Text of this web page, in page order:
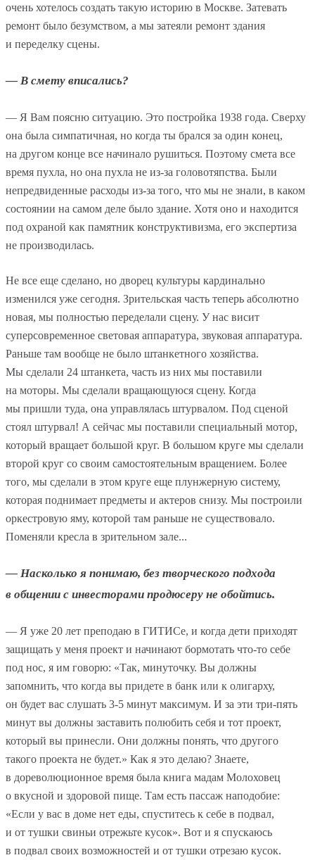
очень хотелось создать такую историю в Москве. Затевать
ремонт было безумством, а мы затеяли ремонт здания
и переделку сцены.
— В смету вписались?
— Я Вам поясню ситуацию. Это постройка 1938 года. Сверху
она была симпатичная, но когда ты брался за один конец,
на другом конце все начинало рушиться. Поэтому смета все
время пухла, но она пухла не из-за головотяпства. Были
непредвиденные расходы из-за того, что мы не знали, в каком
состоянии на самом деле было здание. Хотя оно и находится
под охраной как памятник конструктивизма, его экспертиза
не производилась.
Не все еще сделано, но дворец культуры кардинально
изменился уже сегодня. Зрительская часть теперь абсолютно
новая, мы полностью переделали сцену. У нас висит
суперсовременное световая аппаратура, звуковая аппаратура.
Раньше там вообще не было штанкетного хозяйства.
Мы сделали 24 штанкета, часть из них мы поставили
на моторы. Мы сделали вращающуюся сцену. Когда
мы пришли туда, она управлялась штурвалом. Под сценой
стоял штурвал! А сейчас мы поставили специальный мотор,
который вращает большой круг. В большом круге мы сделали
второй круг со своим самостоятельным вращением. Более
того, мы сделали в этом круге еще плунжерную систему,
которая поднимает предметы и актеров снизу. Мы построили
оркестровую яму, которой там раньше не существовало.
Поменяли кресла в зрительном зале...
— Насколько я понимаю, без творческого подхода
в общении с инвесторами продюсеру не обойтись.
— Я уже 20 лет преподаю в ГИТИСе, и когда дети приходят
защищать у меня проект и начинают бормотать что-то себе
под нос, я им говорю: «Так, минуточку. Вы должны
запомнить, что когда вы придете в банк или к олигарху,
он будет вас слушать 3-5 минут максимум. И за эти три-пять
минут вы должны заставить полюбить себя и тот проект,
который вы принесли. Они должны понять, что другого
такого проекта не будет.» Как я это делаю? Знаете,
в дореволюционное время была книга мадам Молоховец
о вкусной и здоровой пище. Там есть пассаж наподобие:
«Если у вас в доме нет еды, спуститесь к себе в подвал,
и от тушки свиньи отрежьте кусок». Вот и я спускаюсь
в подвал своих возможностей и от тушки отрезаю кусок.